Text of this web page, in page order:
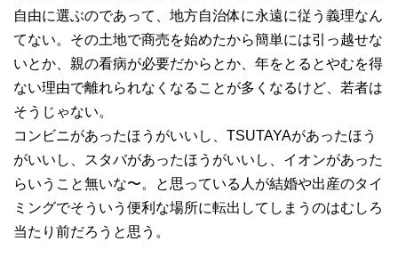
自由に選ぶのであって、地方自治体に永遠に従う義理なん
てない。その土地で商売を始めたから簡単には引っ越せな
いとか、親の看病が必要だからとか、年をとるとやむを得
ない理由で離れられなくなることが多くなるけど、若者は
そうじゃない。
コンビニがあったほうがいいし、TSUTAYAがあったほう
がいいし、スタバがあったほうがいいし、イオンがあった
らいうこと無いな〜。と思っている人が結婚や出産のタイ
ミングでそういう便利な場所に転出してしまうのはむしろ
当たり前だろうと思う。